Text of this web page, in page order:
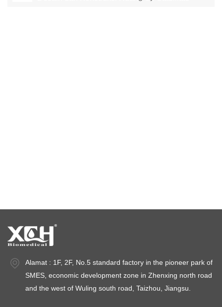
Alamat : 1F, 2F, No.5 standard factory in the pioneer park of
SMES, economic development zone in Zhenxing north road
and the west of Wuling south road, Taizhou, Jiangsu.